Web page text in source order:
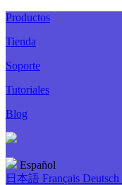
Productos
Tienda
Soporte
Tutoriales
Blog
Español
日本語 Français Deutsch